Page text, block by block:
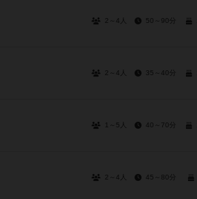
2～4人 50～90分
2～4人 35～40分
1～5人 40～70分
2～4人 45～80分